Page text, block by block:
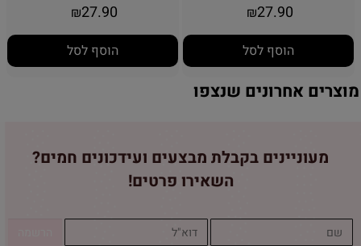
₪27.90
הוסף לסל
₪27.90
הוסף לסל
מוצרים אחרונים שנצפו
מעוניינים בקבלת מבצעים ועידכונים חמים?
השאירו פרטים!